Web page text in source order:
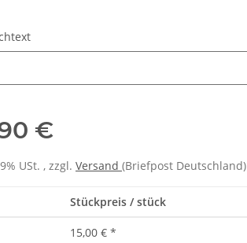
€
USt. , zzgl. Versand (Briefpost Deutschland)
Stückpreis / stück
15,00 € *